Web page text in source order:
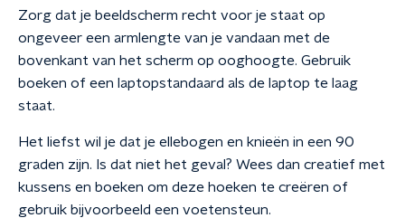
Zorg dat je beeldscherm recht voor je staat op
ongeveer een armlengte van je vandaan met de
bovenkant van het scherm op ooghoogte. Gebruik
boeken of een laptopstandaard als de laptop te laag
staat.
Het liefst wil je dat je ellebogen en knieën in een 90
graden zijn. Is dat niet het geval? Wees dan creatief met
kussens en boeken om deze hoeken te creëren of
gebruik bijvoorbeeld een voetensteun.